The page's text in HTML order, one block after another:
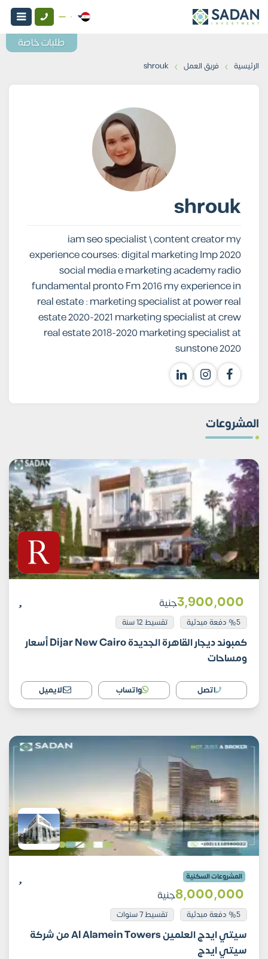
الرئيسية › فريق العمل ›
shrouk
shrouk
iam seo specialist \ content creator my
experience courses: digital marketing Imp 2020
social media e marketing academy radio
fundamental pronto Fm 2016 my experience in
real estate : marketing specialist at power real
estate 2020-2021 marketing specialist at crew
real estate 2018-2020 marketing specialist at
sunstone 2020
المشروعات
3٬900٬000جنية
%5 دفعة مبدئية تقسيط 12 سنة
كمبوند ديجار القاهرة الجديدة Dijar New Cairo أسعار
ومساحات
اتصل واتساب الايميل
المشروعات السكنية
8٬000٬000جنية
%5 دفعة مبدئية تقسيط 7 سنوات
سيتي ايدج العلمين Al Alamein Towers من شركة
سيتي ايدج
طلبات خاصة